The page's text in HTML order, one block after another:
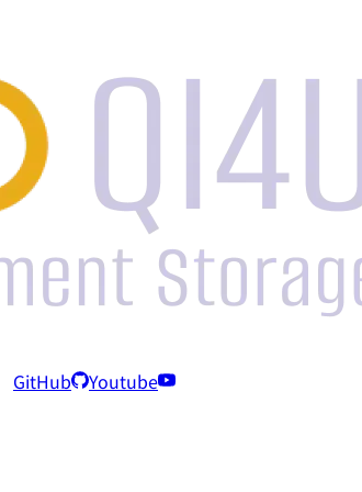
GitHub
Youtube